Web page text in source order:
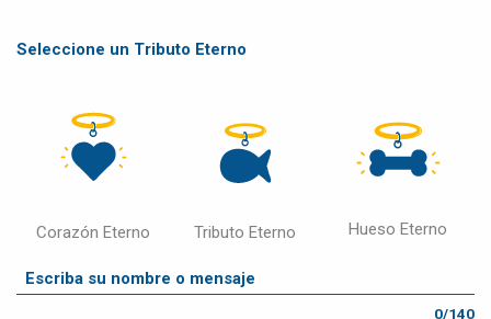
Seleccione un Tributo Eterno
Corazón Eterno Tributo Eterno Hueso Eterno
0/140